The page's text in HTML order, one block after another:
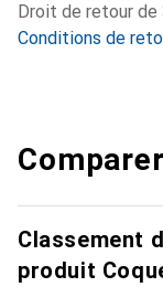
Droit de retour de
Conditions de
Classement
produit